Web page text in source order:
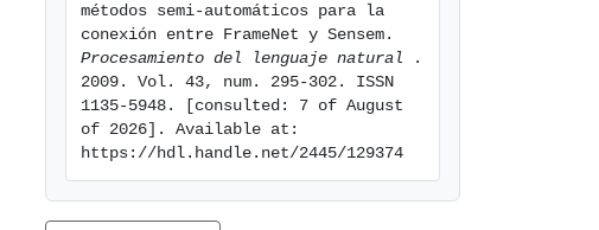
métodos semi-automáticos para la
Procesamiento del lenguaje natural
.
2009. Vol. 43, num. 295-302. ISSN
1135-5948. [consulted: 7 of August
of 2026]. Available at:
https://hdl.handle.net/2445/129374